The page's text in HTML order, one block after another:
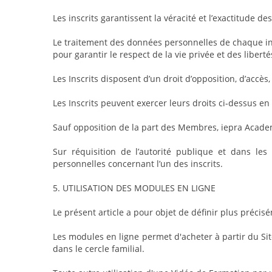
Les inscrits garantissent la véracité et l’exactitude
Le traitement des données personnelles de chaque
pour garantir le respect de la vie privée et des
Les Inscrits disposent d’un droit d’opposition,
Les Inscrits peuvent exercer leurs droits ci-dessus
Sauf opposition de la part des Membres, iepra
Sur réquisition de l’autorité publique et dans
personnelles concernant l’un des inscrits.
5. UTILISATION DES MODULES EN LIGNE
Le présent article a pour objet de définir plus
Les modules en ligne permet d'acheter à partir du
dans le cercle familial.